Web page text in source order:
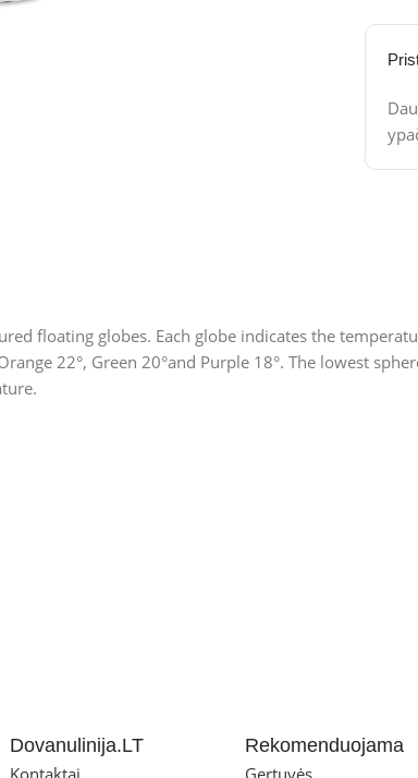
floating globes. Each globe indicates the
22°, Green 20°and Purple 18°. The lowest
Dovanulinija.LT
Rekomenduojama